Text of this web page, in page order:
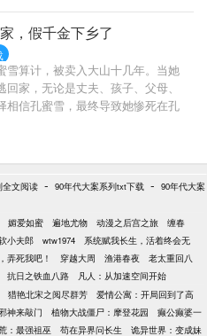
猛然发觉，圣女虽是人类，却比谁
不止神明们，连魔王都心甘情愿
。
，不用在经历这么多痛苦。
，假千金下乡了
雪算计，被卖入大山十几年。当她
回家，无论是丈夫、孩子、父母、
相信孔蜜雪，最终导致她惨死在孔
侍候了！前夫：她知道错了吗？
考上大学回来了。前夫：她知错了
再办一次婚礼，娶她过门。朋
夫：不可能！朋友：她现在是你小
顾司：玫瑰不用长高，王子会为她
正确的选择，但可以去努力让自己
。
全文阅读 - 90年代大案系列txt下载 - 90年代大案
媚爱如蜜 遍地尤物 动漫之后宫之旅
缠春
小夫郎 wtw1974
系统赋我长生，活着终会无
弄死我吧！ 穿越大周 渔港春夜
老太重回八
抗日之铁血八路 凡人：从加速空间开始
猎艳北宋之阅尽群芳
爱情公寓：开局回到了高
神来敲门 植物大战僵尸：摩登花园
癫公癫婆一
：最强祖巫 苟在异界问长生
诡异世界：变成妹